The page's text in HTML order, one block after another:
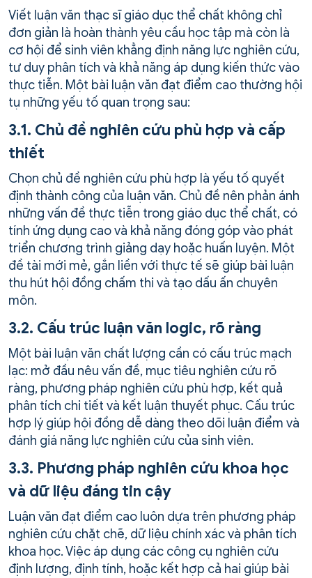
Viết luận văn thạc sĩ giáo dục thể chất không chỉ
đơn giản là hoàn thành yêu cầu học tập mà còn là
cơ hội để sinh viên khẳng định năng lực nghiên cứu,
tư duy phân tích và khả năng áp dụng kiến thức vào
thực tiễn. Một bài luận văn đạt điểm cao thường hội
tụ những yếu tố quan trọng sau:
3.1. Chủ đề nghiên cứu phù hợp và cấp
thiết
Chọn chủ đề nghiên cứu phù hợp là yếu tố quyết
định thành công của luận văn. Chủ đề nên phản ánh
những vấn đề thực tiễn trong giáo dục thể chất, có
tính ứng dụng cao và khả năng đóng góp vào phát
triển chương trình giảng dạy hoặc huấn luyện. Một
đề tài mới mẻ, gắn liền với thực tế sẽ giúp bài luận
thu hút hội đồng chấm thi và tạo dấu ấn chuyên
môn.
3.2. Cấu trúc luận văn logic, rõ ràng
Một bài luận văn chất lượng cần có cấu trúc mạch
lạc: mở đầu nêu vấn đề, mục tiêu nghiên cứu rõ
ràng, phương pháp nghiên cứu phù hợp, kết quả
phân tích chi tiết và kết luận thuyết phục. Cấu trúc
hợp lý giúp hội đồng dễ dàng theo dõi luận điểm và
đánh giá năng lực nghiên cứu của sinh viên.
3.3. Phương pháp nghiên cứu khoa học
và dữ liệu đáng tin cậy
Luận văn đạt điểm cao luôn dựa trên phương pháp
nghiên cứu chặt chẽ, dữ liệu chính xác và phân tích
khoa học. Việc áp dụng các công cụ nghiên cứu
định lượng, định tính, hoặc kết hợp cả hai giúp bài